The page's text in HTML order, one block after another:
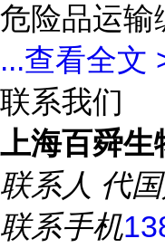
危险品运输
...查看全文
联系我们
上海百舜生
联系人 代
联系手机